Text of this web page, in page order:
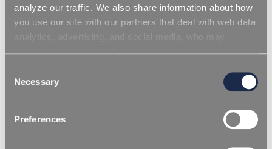
analyze our traffic. We also share information about how
you use our site with our partners that deal with web data
combine it with other information you have provided to
services. Simply closing the banner does not signify your
acceptance of cookies and other technologies. Please,
. Consent can be expressed by
clicking "Accept all cookies" or by selecting the different
Selection
Necessary
Preferences
экологичным решением для окрашивания термопластичных
полимеров.
Oткройте для себя цветовую гамму